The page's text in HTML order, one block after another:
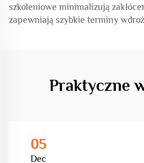
szkoleniowe minimalizują
zapewniają szybkie terminy
Praktyczne
05
Dec